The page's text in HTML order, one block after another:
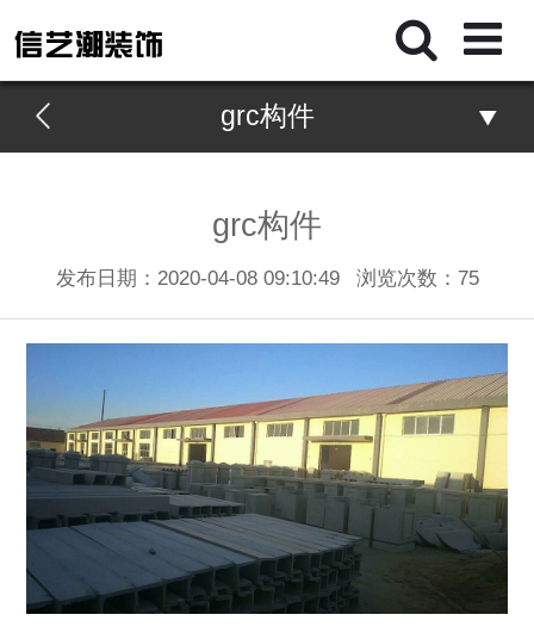
grc构件
grc构件
发布日期：2020-04-08 09:10:49 浏览次数： 75